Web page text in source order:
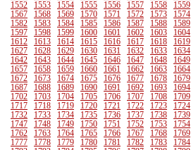
1552
1553 1554 1555 1556 1557 1558 1559
1567
1568 1569 1570 1571 1572 1573 1574
1582
1583 1584 1585 1586 1587 1588 1589
1597
1598 1599 1600 1601 1602 1603 1604
1612
1613 1614 1615 1616 1617 1618 1619
1627
1628 1629 1630 1631 1632 1633 1634
1642
1643 1644 1645 1646 1647 1648 1649
1657
1658 1659 1660 1661 1662 1663 1664
1672
1673 1674 1675 1676 1677 1678 1679
1687
1688 1689 1690 1691 1692 1693 1694
1702
1703 1704 1705 1706 1707 1708 1709
1717
1718 1719 1720 1721 1722 1723 1724
1732
1733 1734 1735 1736 1737 1738 1739
1747
1748 1749 1750 1751 1752 1753 1754
1762
1763 1764 1765 1766 1767 1768 1769
1777
1778 1779 1780 1781 1782 1783 1784